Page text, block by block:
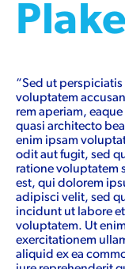
“Sed ut
voluptatem
rem aperiam,
quasi architecto
enim ipsam
odit aut fugit, sed
ratione voluptatem
est, qui dolorem
adipisci velit, sed
incidunt ut labore
voluptatem. Ut
exercitationem
aliquid ex ea